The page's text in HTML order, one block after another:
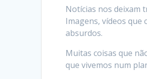
Notícias nos deixam
Imagens, vídeos que
absurdos.
Muitas coisas que
que vivemos num